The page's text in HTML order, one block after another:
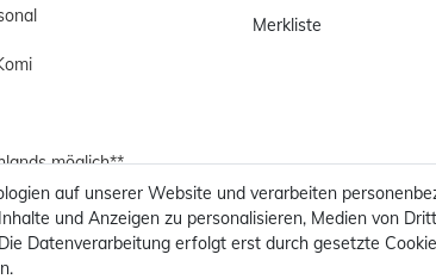
möglich**
Merkliste
auf unserer Website und verarbeiten
und Anzeigen zu personalisieren, Medien von
Datenverarbeitung erfolgt erst durch gesetzte